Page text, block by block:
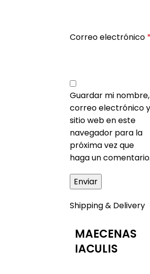
Correo electrónico *
Guardar mi nombre,
correo electrónico y
sitio web en este
navegador para la
próxima vez que
haga un comentario.
Shipping & Delivery
MAECENAS
IACULIS